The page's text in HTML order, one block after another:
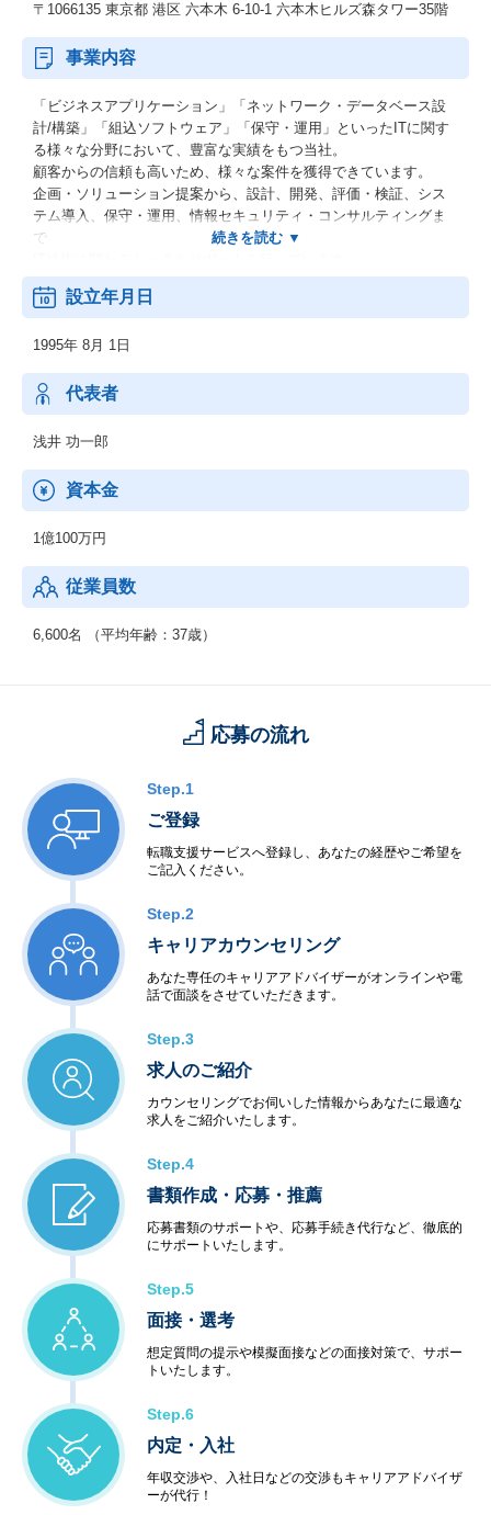
〒1066135 東京都 港区 六本木 6-10-1 六本木ヒルズ森タワー35階
事業内容
「ビジネスアプリケーション」「ネットワーク・データベース設
計/構築」「組込ソフトウェア」「保守・運用」といったITに関す
る様々な分野において、豊富な実績をもつ当社。
顧客からの信頼も高いため、様々な案件を獲得できています。
企画・ソリューション提案から、設計、開発、評価・検証、シス
テム導入、保守・運用、情報セキュリティ・コンサルティングま
で
また、開発プロセスで蓄積したノウハウをお客様と共有し、
新しいビジネスを創造する役割を果たしているのも当社の特徴の
当社は、いつもお客様のご要望にお応し、
最高の答えをご提供することを最優先に考え、行動しています。
また、エンジニアが自分自身を進化させる環境を豊富にご用意し
ています。
ぜひ弊社で「市場価値の高いエンジニア」に成長していきません
設立年月日
1995年 8月 1日
代表者
浅井 功一郎
資本金
1億100万円
従業員数
6,600名 （平均年齢：37歳）
応募の流れ
Step.1
ご登録
転職支援サービスへ登録し、あなたの経歴やご希望を
ご記入ください。
Step.2
キャリアカウンセリング
あなた専任のキャリアアドバイザーがオンラインや電
話で面談をさせていただきます。
Step.3
求人のご紹介
カウンセリングでお伺いした情報からあなたに最適な
求人をご紹介いたします。
Step.4
書類作成・応募・推薦
応募書類のサポートや、応募手続き代行など、徹底的
にサポートいたします。
Step.5
面接・選考
想定質問の提示や模擬面接などの面接対策で、サポー
トいたします。
Step.6
内定・入社
年収交渉や、入社日などの交渉もキャリアアドバイザ
ーが代行！